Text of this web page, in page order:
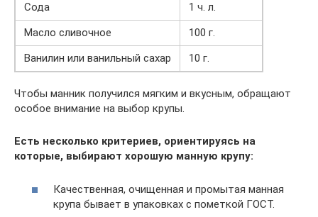
Сода
1 ч. л.
Масло сливочное
100 г.
Ванилин или ванильный сахар
10 г.
Чтобы манник получился мягким и вкусным, обращают
особое внимание на выбор крупы.
Есть несколько критериев, ориентируясь на
которые, выбирают хорошую манную крупу:
Качественная, очищенная и промытая манная
крупа бывает в упаковках с пометкой ГОСТ.